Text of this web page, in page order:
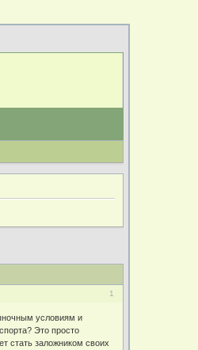
1
условиям и
Это просто
стать заложником своих